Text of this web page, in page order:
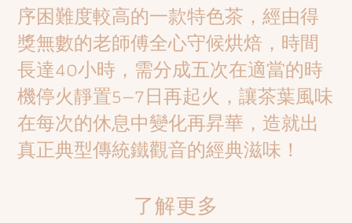
序困難度較高的一款特色茶，經由得
獎無數的老師傅全心守候烘焙，時間
長達40小時，需分成五次在適當的時
機停火靜置5—7日再起火，讓茶葉風味
在每次的休息中變化再昇華，造就出
真正典型傳統鐵觀音的經典滋味！
了解更多